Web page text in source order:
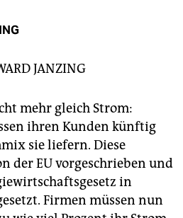
JANZING
mehr gleich Strom:
ihren Kunden künftig
sie liefern. Diese
der EU vorgeschrieben und
in
Firmen müssen nun